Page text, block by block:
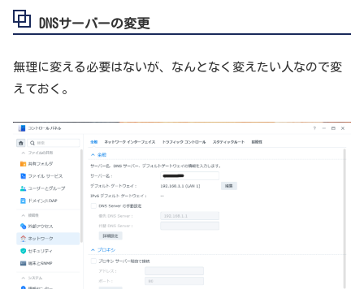
DNSサーバーの変更
無理に変える必要はないが、なんとなく変えたい人なので変
えておく。